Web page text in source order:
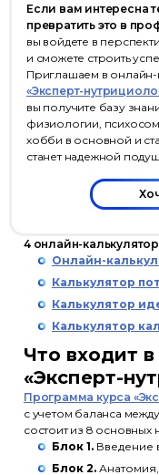
Если вам интересна
превратить это в
вы войдете в
и сможете строить
Приглашаем в онлайн-
«Эксперт-
вы получите базу
физиологии,
хобби в основной и
станет надежной
4 онлайн-
Онлайн-
Калькулятор
Калькулятор
Калькулятор
Что входит
«Эксперт-
Программа курса
с учетом баланса
состоит из 8 основных
Блок 1. Введение
Блок 2.